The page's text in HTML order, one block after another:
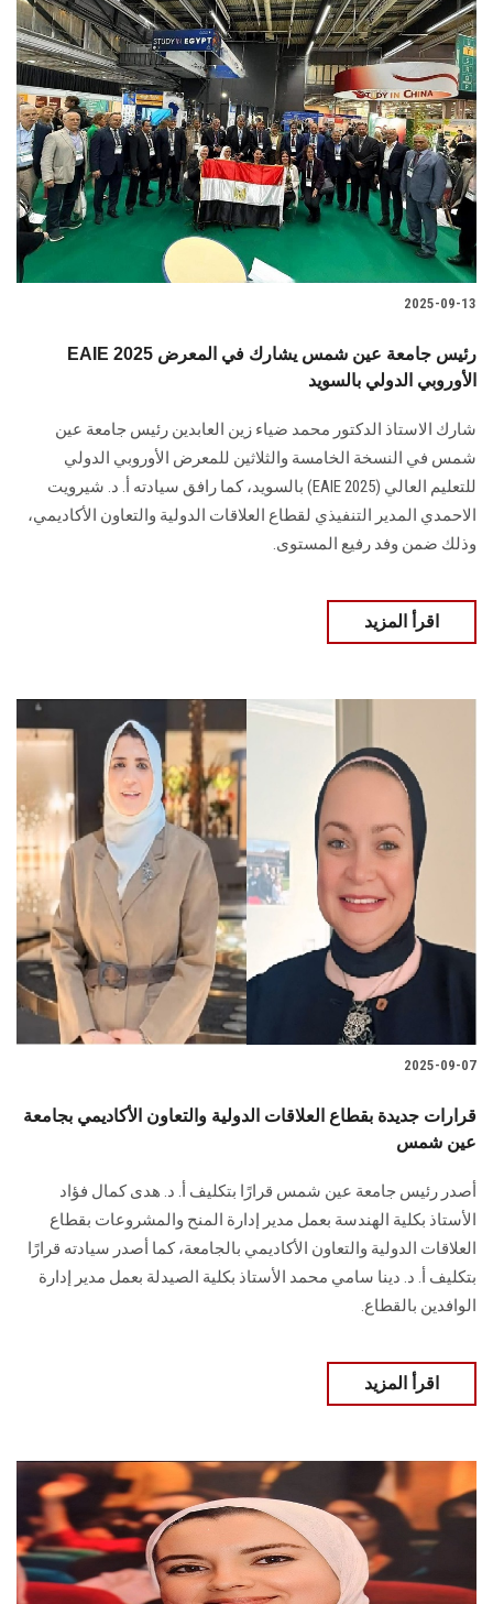
الإعلام
تواصل معنا
الطلاب
هيئة التدريس
الدراسات العليا
الزائـرون
سجل الان
2025-09-13
EAIE 2025 رئيس جامعة عين شمس يشارك في المعرض
الأوروبي الدولي بالسويد
شارك الاستاذ الدكتور محمد ضياء زين العابدين رئيس جامعة عين
شمس في النسخة الخامسة والثلاثين للمعرض الأوروبي الدولي
للتعليم العالي (EAIE 2025) بالسويد، كما رافق سيادته أ. د. شيرويت
الاحمدي المدير التنفيذي لقطاع العلاقات الدولية والتعاون الأكاديمي،
وذلك ضمن وفد رفيع المستوى.
اقرأ المزيد
2025-09-07
قرارات جديدة بقطاع العلاقات الدولية والتعاون الأكاديمي بجامعة
عين شمس
أصدر رئيس جامعة عين شمس قرارًا بتكليف أ. د. هدى كمال فؤاد
الأستاذ بكلية الهندسة بعمل مدير إدارة المنح والمشروعات بقطاع
العلاقات الدولية والتعاون الأكاديمي بالجامعة، كما أصدر سيادته قرارًا
بتكليف أ. د. دينا سامي محمد الأستاذ بكلية الصيدلة بعمل مدير إدارة
الوافدين بالقطاع.
اقرأ المزيد